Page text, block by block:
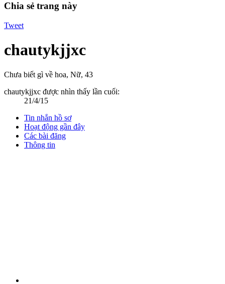
Chia sẻ trang này
Tweet
chautykjjxc
Chưa biết gì về hoa, Nữ, 43
chautykjjxc được nhìn thấy lần cuối:
21/4/15
Tin nhắn hồ sơ
Hoạt động gần đây
Các bài đăng
Thông tin